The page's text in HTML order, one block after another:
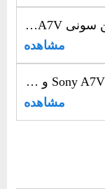
نقد و بررسی دوربین سونی Sony A7V؛ انتخاب حرفه‌ای‌ها برای عکاسی و فیلم‌سازی
مشاهده
مقایسه دوربین‌های Sony A7V و Canon R6 III | نبرد قدرت در عکاسی و فیلم‌برداری حرفه‌ای
مشاهده